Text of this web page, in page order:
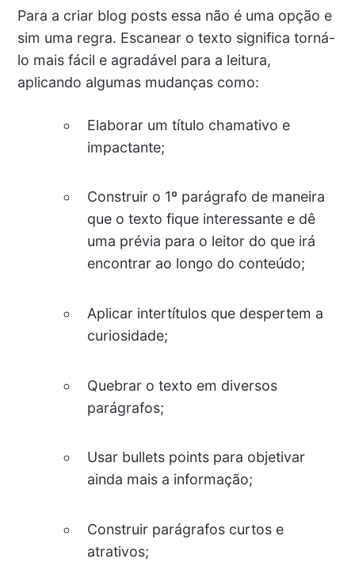
Para a criar blog posts essa não é uma opção e
sim uma regra. Escanear o texto significa torná-
lo mais fácil e agradável para a leitura,
aplicando algumas mudanças como:
Elaborar um título chamativo e
impactante;
Construir o 1º parágrafo de maneira
que o texto fique interessante e dê
uma prévia para o leitor do que irá
encontrar ao longo do conteúdo;
Aplicar intertítulos que despertem a
curiosidade;
Quebrar o texto em diversos
parágrafos;
Usar bullets points para objetivar
ainda mais a informação;
Construir parágrafos curtos e
atrativos;